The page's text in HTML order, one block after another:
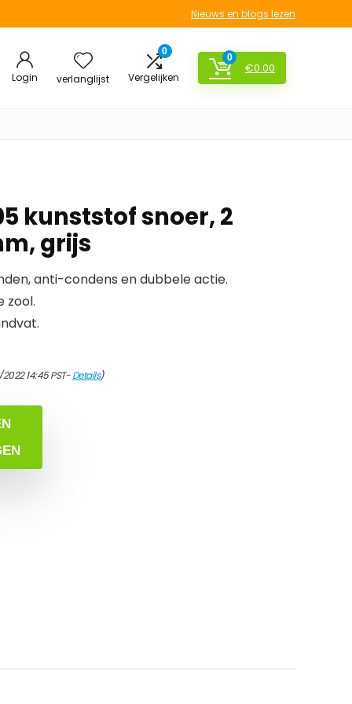
Nieuws en blogs lezen
Login verlanglijst
0
Vergelijken
0
€0.00
kunststof snoer, 2
grijs
anti-condens en dubbele actie.
zool.
14:45 PST-Details)